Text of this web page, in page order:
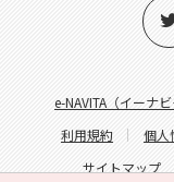
e-NAVITA（イーナ
利用規約
個人
サイトマップ